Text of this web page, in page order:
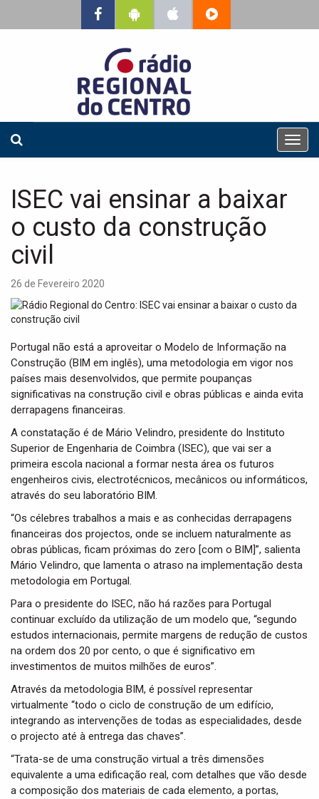
T
o
a
n
ISEC vai ensinar a baixar
o custo da construção
civil
26 de Fevereiro 2020
Portugal não está a aproveitar o Modelo de Informação na
Construção (BIM em inglês), uma metodologia em vigor nos
países mais desenvolvidos, que permite poupanças
significativas na construção civil e obras públicas e ainda evita
derrapagens financeiras.
A constatação é de Mário Velindro, presidente do Instituto
Superior de Engenharia de Coimbra (ISEC), que vai ser a
primeira escola nacional a formar nesta área os futuros
engenheiros civis, electrotécnicos, mecânicos ou informáticos,
através do seu laboratório BIM.
“Os célebres trabalhos a mais e as conhecidas derrapagens
financeiras dos projectos, onde se incluem naturalmente as
obras públicas, ficam próximas do zero [com o BIM]”, salienta
Mário Velindro, que lamenta o atraso na implementação desta
metodologia em Portugal.
Para o presidente do ISEC, não há razões para Portugal
continuar excluído da utilização de um modelo que, “segundo
estudos internacionais, permite margens de redução de custos
na ordem dos 20 por cento, o que é significativo em
investimentos de muitos milhões de euros”.
Através da metodologia BIM, é possível representar
virtualmente “todo o ciclo de construção de um edifício,
integrando as intervenções de todas as especialidades, desde
o projecto até à entrega das chaves”.
“Trata-se de uma construção virtual a três dimensões
equivalente a uma edificação real, com detalhes que vão desde
a composição dos materiais de cada elemento, a portas,